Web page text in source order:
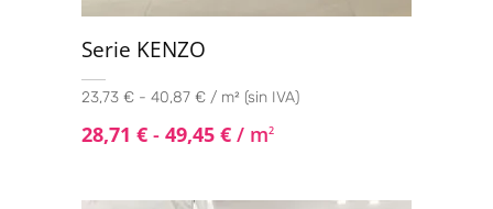
Serie KENZO
23,73 € - 40,87 € / m² (sin IVA)
28,71 € - 49,45 € / m2